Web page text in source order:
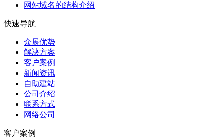
网站域名的结构介绍
快速导航
众展优势
解决方案
客户案例
新闻资讯
自助建站
公司介绍
联系方式
网络公司
客户案例